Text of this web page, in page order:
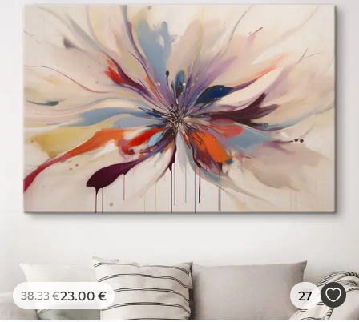
38.33€23.00 € 27